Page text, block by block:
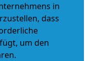
in
dass
um den